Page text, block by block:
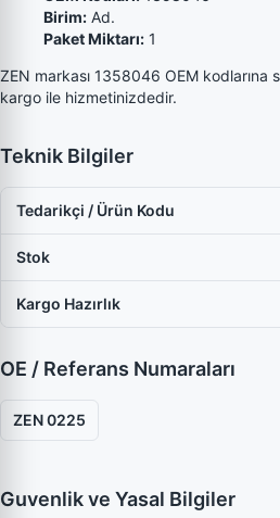
Birim: Ad.
Paket Miktarı: 1
ZEN markası 1358046 OEM kodlarına
kargo ile hizmetinizdedir.
Teknik Bilgiler
Tedarikçi / Ürün Kodu
Stok
Kargo Hazırlık
OE / Referans Numaraları
ZEN 0225
Guvenlik ve Yasal Bilgiler